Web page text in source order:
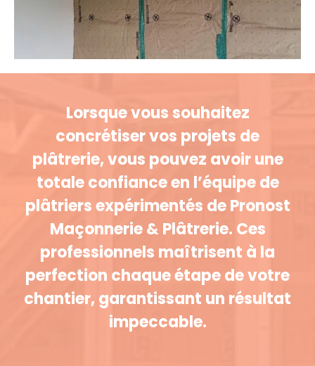
Lorsque vous souhaitez
concrétiser vos projets de
plâtrerie, vous pouvez avoir une
totale confiance en l’équipe de
plâtriers expérimentés de Pronost
Maçonnerie & Plâtrerie. Ces
professionnels maîtrisent à la
perfection chaque étape de votre
chantier, garantissant un résultat
impeccable.